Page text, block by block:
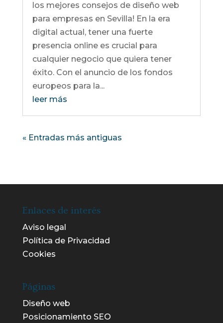
los mejores consejos de diseño web
para empresas en Sevilla! En la era
digital actual, tener una fuerte
presencia online es crucial para
cualquier negocio que quiera tener
éxito. Con el anuncio de los fondos
europeos para la...
leer más
« Entradas más antiguas
Enlaces de interés
Aviso legal
Política de Privacidad
Cookies
Páginas
Diseño web
Posicionamiento SEO